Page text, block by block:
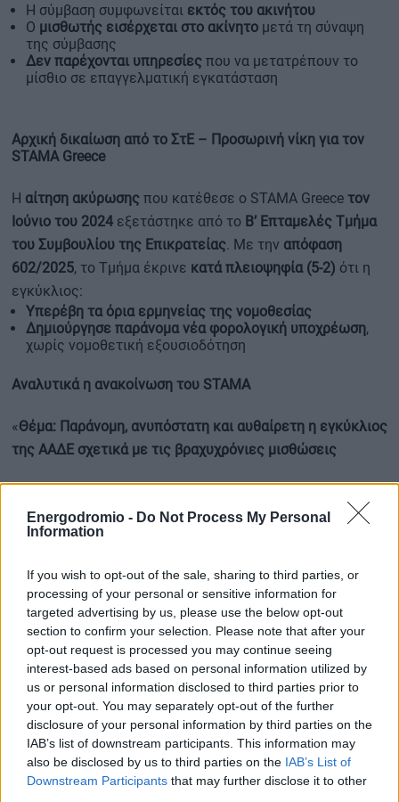
Energodromio - Do Not Process My Personal
Information
If you wish to opt-out of the sale, sharing to third parties, or
processing of your personal or sensitive information for
targeted advertising by us, please use the below opt-out
section to confirm your selection. Please note that after your
opt-out request is processed you may continue seeing
interest-based ads based on personal information utilized by
us or personal information disclosed to third parties prior to
your opt-out. You may separately opt-out of the further
disclosure of your personal information by third parties on the
IAB’s list of downstream participants. This information may
also be disclosed by us to third parties on the IAB’s List of
Downstream Participants that may further disclose it to other
Η σύμβαση συμφωνείται εκτός του ακινήτου
Ο μισθωτής εισέρχεται στο ακίνητο μετά τη σύναψη
της σύμβασης
Δεν παρέχονται υπηρεσίες που να μετατρέπουν το
μίσθιο σε επαγγελματική εγκατάσταση
Αρχική δικαίωση από το ΣτΕ – Προσωρινή νίκη για τον
STAMA Greece
Η αίτηση ακύρωσης που κατέθεσε ο STAMA Greece τον
Ιούνιο του 2024 εξετάστηκε από το Β’ Επταμελές Τμήμα
του Συμβουλίου της Επικρατείας. Με την απόφαση
602/2025, το Τμήμα έκρινε κατά πλειοψηφία (5-2) ότι η
εγκύκλιος:
Υπερέβη τα όρια ερμηνείας της νομοθεσίας
Δημιούργησε παράνομα νέα φορολογική υποχρέωση,
χωρίς νομοθετική εξουσιοδότηση
Αναλυτικά η ανακοίνωση του STAMA
«Θέμα: Παράνομη, ανυπόστατη και αυθαίρετη η εγκύκλιος
της ΑΑΔΕ σχετικά με τις βραχυχρόνιες μισθώσεις
με τέλος επιτηδεύματος (600,00€) καθένα ακίνητο που
εκμισθώνεται με καθεστώς βραχυχρόνιας μίσθωσης όταν
είτε εταιρεία (ασχέτως αριθμού ακινήτων). Ειδικότερα η
ΑΑΔΕ χαρακτήρισε κάθε μίσθιο ως «υποκατάστημα» του
εκμισθωτή με Εγκύκλιό της (Ε2024/2024) και χωρίς να
προβλέπεται τέτοια εννοιολογική ταύτιση σε
οποιονδήποτε νόμο.
Ο Σύνδεσμος Εταιρειών Βραχυχρόνιας Μίσθωσης
Ακινήτων (Stama Greece) και οι εταιρείες βραχυχρόνιας
μίσθωσης που μετέχουν και εκπροσωπούνται μέσω του